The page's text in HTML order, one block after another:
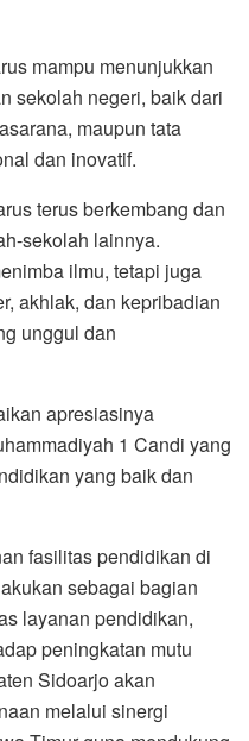
mampu menunjukkan
sekolah negeri, baik dari
maupun tata
dan inovatif.
terus berkembang dan
sekolah lainnya.
ilmu, tetapi juga
akhlak, dan kepribadian
unggul dan
apresiasinya
1 Candi yang
yang baik dan
fasilitas pendidikan di
sebagai bagian
layanan pendidikan,
peningkatan mutu
Sidoarjo akan
melalui sinergi